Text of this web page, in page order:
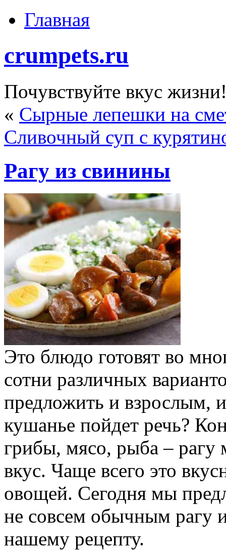
Главная
crumpets.ru
Почувствуйте вкус
« Сырные лепешки на
Сливочный суп с
Рагу из свинины
Это блюдо готовят во
сотни различных
предложить и взрослым,
кушанье пойдет речь?
грибы, мясо, рыба – рагу
вкус. Чаще всего это
овощей. Сегодня мы
не совсем обычным рагу
нашему рецепту.